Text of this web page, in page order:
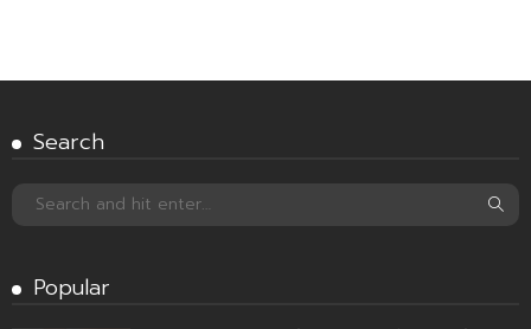
Search
Popular